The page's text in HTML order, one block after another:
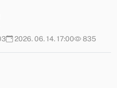
2026. 06. 14. 17:00 835